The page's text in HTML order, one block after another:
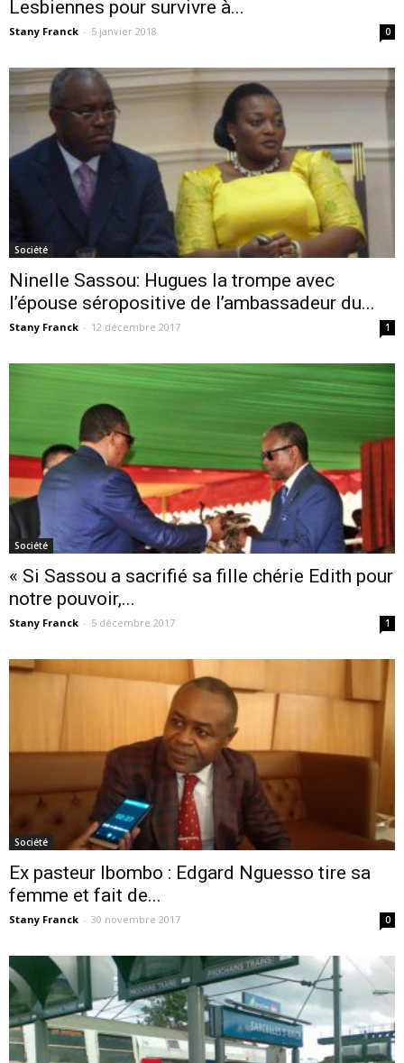
Lesbiennes pour survivre à...
Stany Franck - 5 janvier 2018 0
Société
Ninelle Sassou: Hugues la trompe avec
l’épouse séropositive de l’ambassadeur du...
Stany Franck - 12 décembre 2017 1
Société
« Si Sassou a sacrifié sa fille chérie Edith pour
notre pouvoir,...
Stany Franck - 5 décembre 2017 1
Société
Ex pasteur Ibombo : Edgard Nguesso tire sa
femme et fait de...
Stany Franck - 30 novembre 2017 0